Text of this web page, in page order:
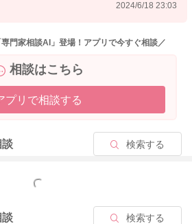
2024/6/18 23:03
門家相談AI」登場！アプリで今すぐ相談／
相談はこちら
プリで相談する
談 検索する
もっと見る
談 検索する